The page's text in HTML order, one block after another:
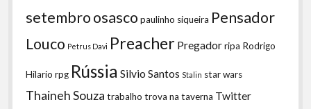
setembroosasco paulinho siqueira Pensador
Louco Petrus Davi Preacher Pregadorripa Rodrigo
Hilario rpg Rússia Silvio Santos Stalin star wars
Thaineh Souza trabalho trova na taverna Twitter